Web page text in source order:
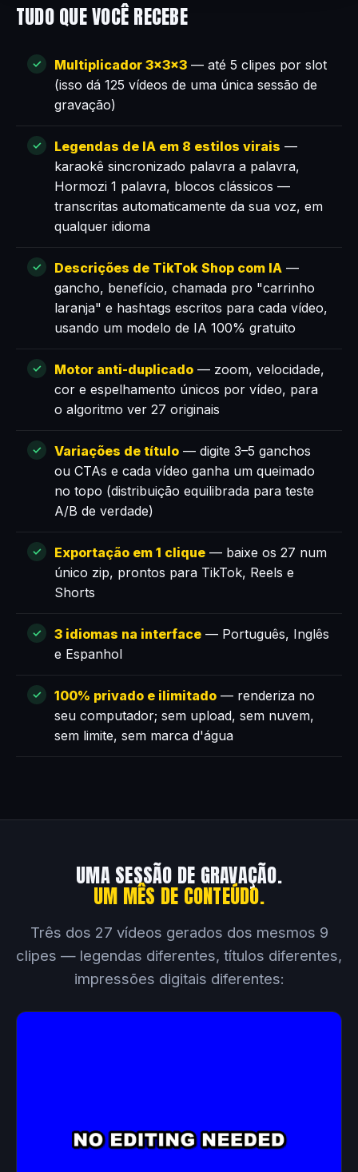
TUDO QUE VOCÊ RECEBE
Multiplicador 3×3×3 — até 5 clipes por slot
(isso dá 125 vídeos de uma única sessão de
gravação)
Legendas de IA em 8 estilos virais —
karaokê sincronizado palavra a palavra,
Hormozi 1 palavra, blocos clássicos —
transcritas automaticamente da sua voz, em
qualquer idioma
Descrições de TikTok Shop com IA —
gancho, benefício, chamada pro "carrinho
laranja" e hashtags escritos para cada vídeo,
usando um modelo de IA 100% gratuito
Motor anti-duplicado — zoom, velocidade,
cor e espelhamento únicos por vídeo, para
o algoritmo ver 27 originais
Variações de título — digite 3–5 ganchos
ou CTAs e cada vídeo ganha um queimado
no topo (distribuição equilibrada para teste
A/B de verdade)
Exportação em 1 clique — baixe os 27 num
único zip, prontos para TikTok, Reels e
Shorts
3 idiomas na interface — Português, Inglês
e Espanhol
100% privado e ilimitado — renderiza no
seu computador; sem upload, sem nuvem,
sem limite, sem marca d'água
UMA SESSÃO DE GRAVAÇÃO.
UM MÊS DE CONTEÚDO.
Três dos 27 vídeos gerados dos mesmos 9
clipes — legendas diferentes, títulos diferentes,
impressões digitais diferentes: